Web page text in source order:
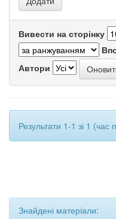
Вивести на сторінку
Автори
Результати 1-1 зі 1
Знайдені матеріали: